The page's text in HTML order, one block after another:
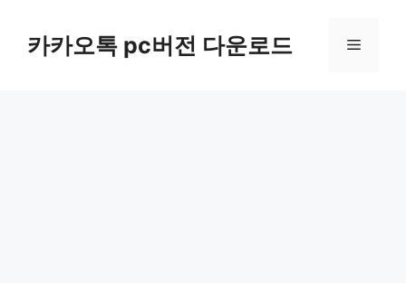
카카오톡 pc버전 다운로드 메